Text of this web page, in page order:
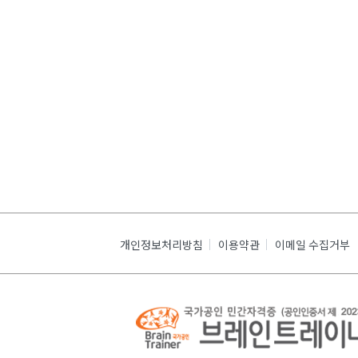
개인정보처리방침 이용약관 이메일 수집거부